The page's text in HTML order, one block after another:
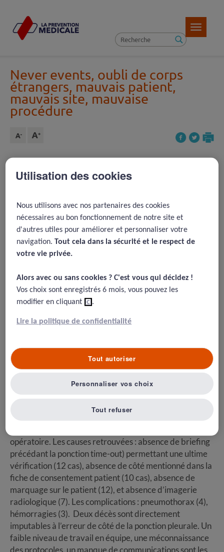
Toggle
Never events, oubli de corps
étrangers, mauvais patient,
mauvais site, mauvaise
procédure
Article précédent ( 26 )
Article suivant ( 9 )
2014 -6 erreurs de côté dans
les pneumothorax
20/08/2015
Miller KE, Mims M, Paull DE, et et al. Wrong-side thoracentesis:
Lessons learned from root cause analysis . JAMA Surgery, 11 juin
2014.
Résumé
Cette étude US apprécie les erreurs de côté survenues
lors d’une ponction pleurale. 14 cas ont été retrouvés
sur 7 ans (janvier 2004-décembre 2011), soulignant la
opératoire. Les causes retrouvées : absence de briefing
précédant la ponction time-out) permettant une ultime
vérification (12 cas), absence de côté mentionné dans la
fiche de consentement patient (10 cas), absence de
marquage sur le patient (12), et absence d’imagerie
radiologique (7). Les complications : pneumothorax (4),
hémorragies (3). Deux décès sont directement
imputables à l’erreur de côté de la ponction pleurale. Un
faible niveau de travail en équipe, une méconnaissance
Utilisation des cookies
Nous utilisons avec nos partenaires des cookies
nécessaires au bon fonctionnement de notre site et
d'autres utiles pour améliorer et personnaliser votre
navigation.Tout cela dans la sécurité et le respect de
votre vie privée.​
Alors avec ou sans cookies ? C'est vous qui décidez !​
Vos choix sont enregistrés 6 mois, vous pouvez les
modifier en cliquant ici.
Lire la politique de confidentialité
Tout refuser
Tout autoriser
Personnaliser vos choix